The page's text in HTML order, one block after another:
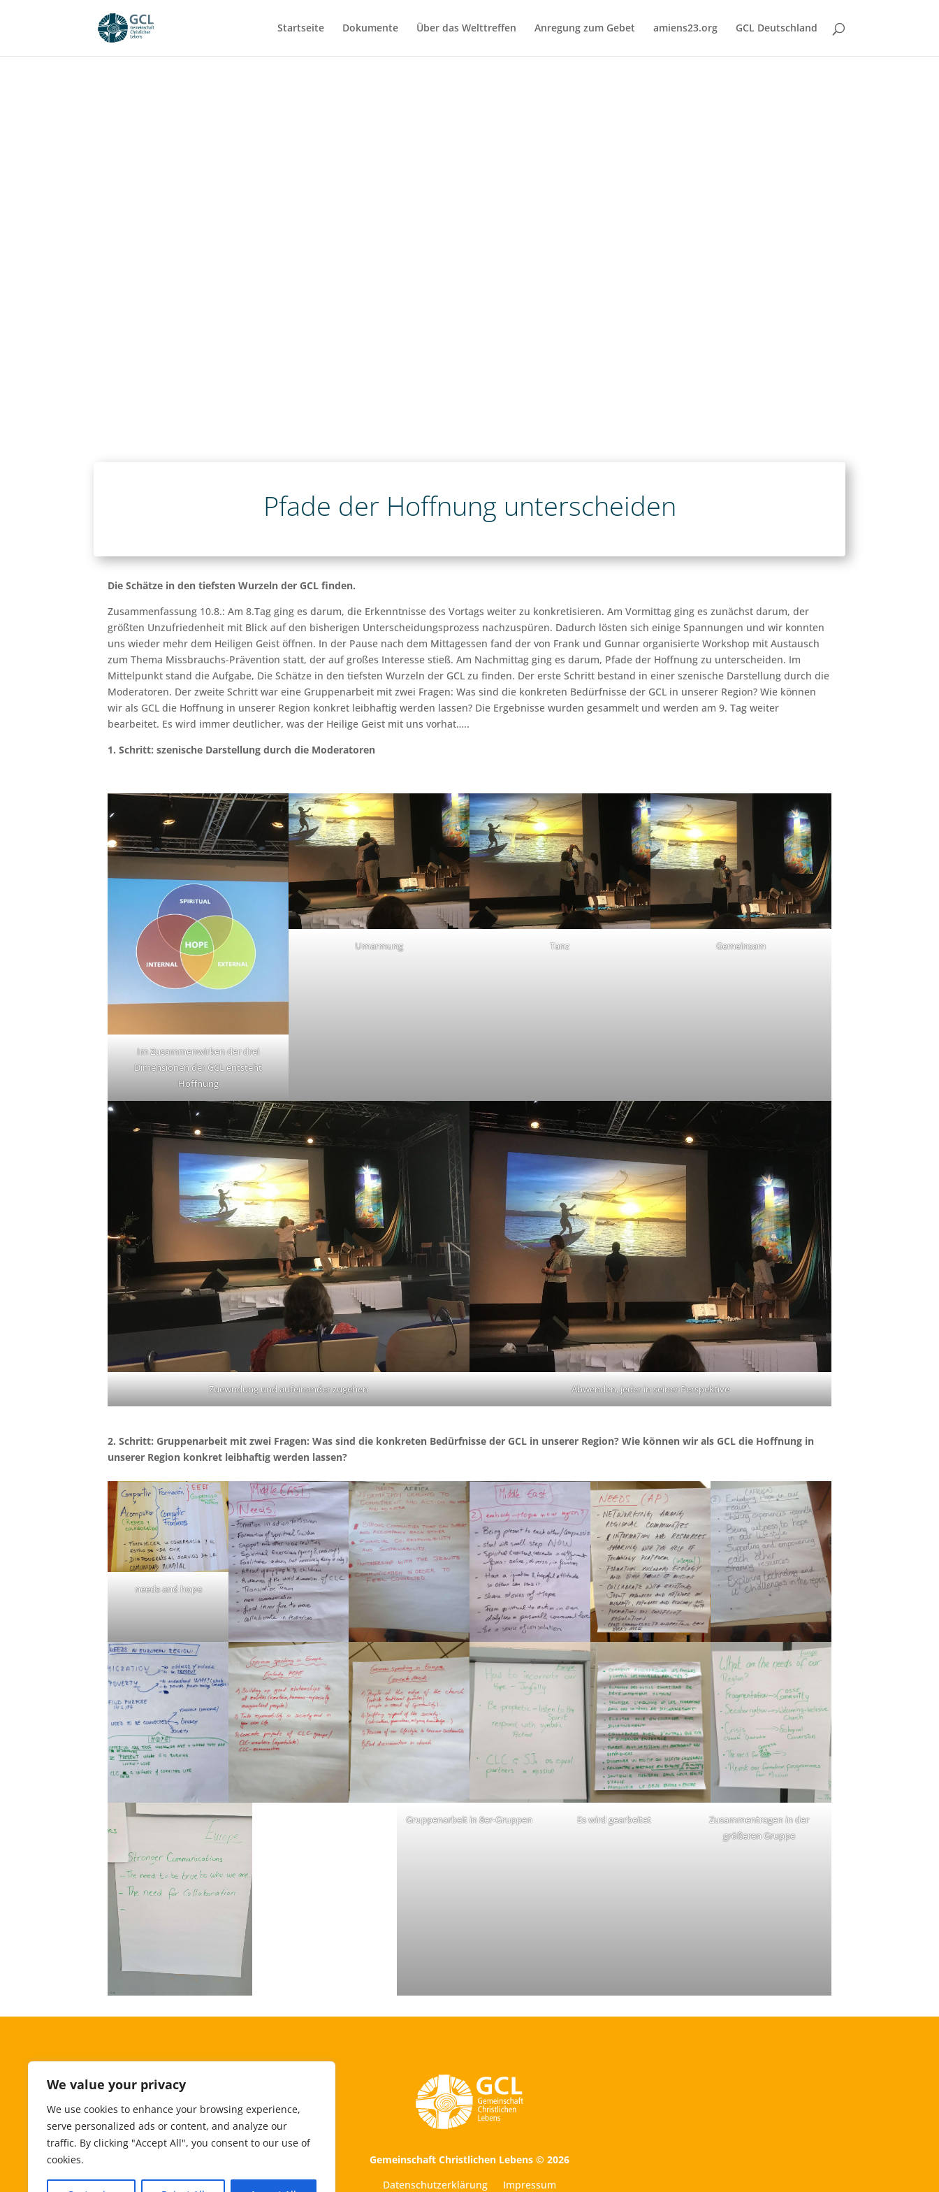
We value your privacy
We use cookies to enhance your browsing experience,
serve personalized ads or content, and analyze our
traffic. By clicking "Accept All", you consent to our use of
cookies.
Startseite Dokumente Über das Welttreffen Anregung zum Gebet amiens23.org GCL Deutschland
Pfade der Hoffnung unterscheiden
Die Schätze in den tiefsten Wurzeln der GCL finden.
Zusammenfassung 10.8.: Am 8.Tag ging es darum, die Erkenntnisse des Vortags weiter zu konkretisieren. Am Vormittag ging es zunächst darum, der
größten Unzufriedenheit mit Blick auf den bisherigen Unterscheidungsprozess nachzuspüren. Dadurch lösten sich einige Spannungen und wir konnten
uns wieder mehr dem Heiligen Geist öffnen. In der Pause nach dem Mittagessen fand der von Frank und Gunnar organisierte Workshop mit Austausch
zum Thema Missbrauchs-Prävention statt, der auf großes Interesse stieß. Am Nachmittag ging es darum, Pfade der Hoffnung zu unterscheiden. Im
Mittelpunkt stand die Aufgabe, Die Schätze in den tiefsten Wurzeln der GCL zu finden. Der erste Schritt bestand in einer szenische Darstellung durch die
Moderatoren. Der zweite Schritt war eine Gruppenarbeit mit zwei Fragen: Was sind die konkreten Bedürfnisse der GCL in unserer Region? Wie können
wir als GCL die Hoffnung in unserer Region konkret leibhaftig werden lassen? Die Ergebnisse wurden gesammelt und werden am 9. Tag weiter
bearbeitet. Es wird immer deutlicher, was der Heilige Geist mit uns vorhat…..
1. Schritt: szenische Darstellung durch die Moderatoren
Im Zusammenwirken der drei
Dimensionen der GCL entsteht
Hoffnung
Umarmung Tanz Gemeinsam
Zuewndung und aufeinander zugehen Abwenden, jeder in seiner Perspektive
2. Schritt: Gruppenarbeit mit zwei Fragen: Was sind die konkreten Bedürfnisse der GCL in unserer Region? Wie können wir als GCL die Hoffnung in
unserer Region konkret leibhaftig werden lassen?
needs and hope
Gruppenarbeit in 8er-Gruppen Es wird gearbeitet
Zusammentragen in der
größeren Gruppe
Gemeinschaft Christlichen Lebens © 2026
Datenschutzerklärung
Impressum